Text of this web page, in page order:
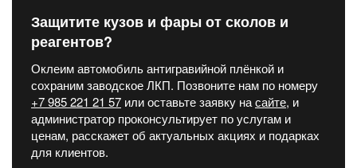
Защитите кузов и фары от сколов и
реагентов?
Оклеим автомобиль антигравийной плёнкой и
сохраним заводское ЛКП. Позвоните нам по номеру
+7 985 221 21 57 или оставьте заявку насайте, и
администратор проконсультирует по услугам и
ценам, расскажет об актуальных акциях и подарках
для клиентов.